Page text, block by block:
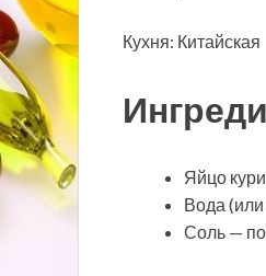
Кухня: Китайская
Яйцо
Вода
Соль — по